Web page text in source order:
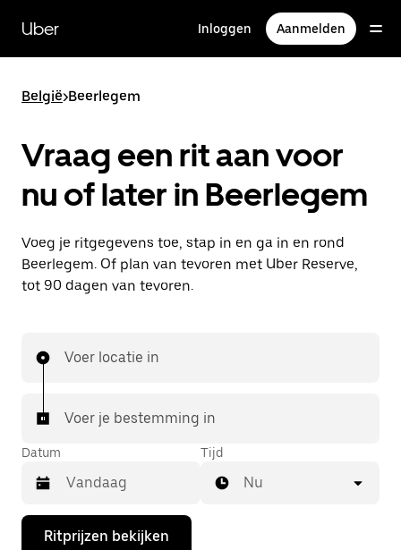
naar
hoofdinhoud
Uber Inloggen Aanmelden
België>Beerlegem
Vraag een rit aan voor
nu of later in Beerlegem
Voeg je ritgegevens toe, stap in en ga in en rond
Beerlegem. Of plan van tevoren met Uber Reserve,
tot 90 dagen van tevoren.
Voer locatie in
Voer je bestemming in
Datum
Druk
Tijd
Nu
Ritprijzen bekijken